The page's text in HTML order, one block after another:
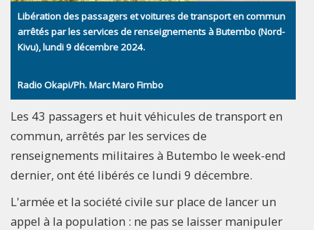
Libération des passagers et voitures de transport en commun
arrêtés par les services de renseignements à Butembo (Nord-
Kivu), lundi 9 décembre 2024.
Radio Okapi/Ph. Marc Maro Fimbo
Les 43 passagers et huit véhicules de transport en
commun, arrêtés par les services de
renseignements militaires à Butembo le week-end
dernier, ont été libérés ce lundi 9 décembre.
L'armée et la société civile sur place de lancer un
appel à la population : ne pas se laisser manipuler